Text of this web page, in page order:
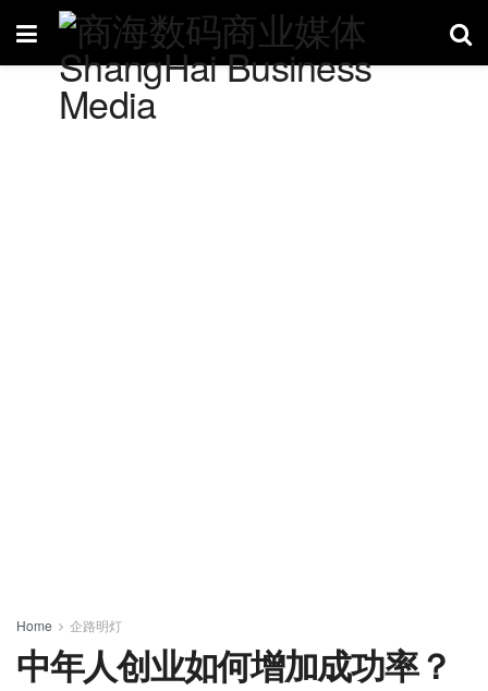
Home 企路明灯
中年人创业如何增加成功率？